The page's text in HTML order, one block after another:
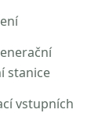
stanice
vstupních